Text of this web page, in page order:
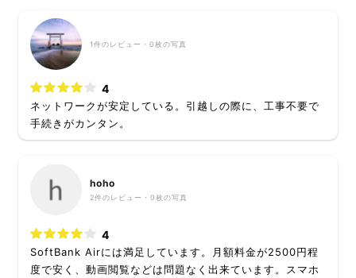
1件のレビュー・ 0枚の写真
4
ネットワークが安定している。引越しの際に、工事不要で
手続きがカンタン。
hoho
2件のレビュー・ 0枚の写真
4
SoftBank Airには満足しています。月額料金が2500円程
度で安く、動画閲覧などは問題なく出来ています。スマホ